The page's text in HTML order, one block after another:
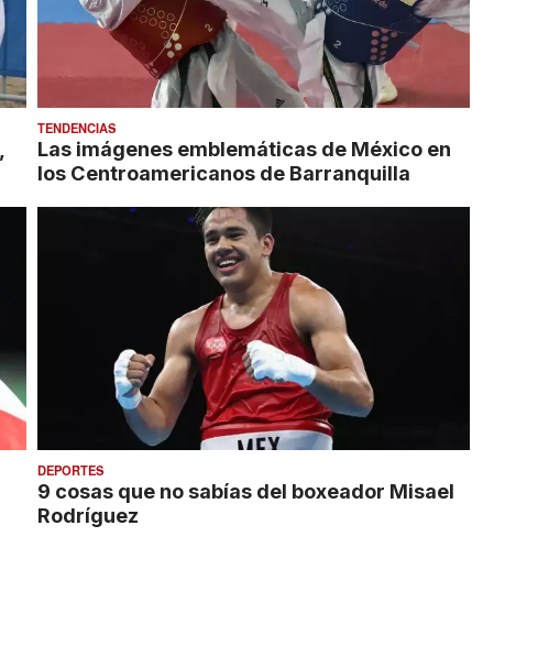
TENDENCIAS
Las imágenes emblemáticas de México en
los Centroamericanos de Barranquilla
DEPORTES
9 cosas que no sabías del boxeador Misael
Rodríguez